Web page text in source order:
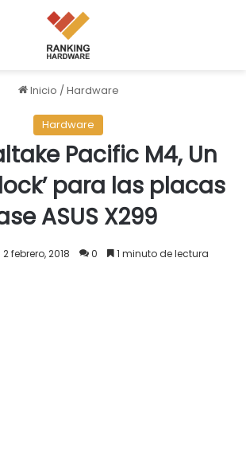
Inicio /Hardware
Hardware
Pacific M4, Un
para las placas
ASUS X299
2 febrero, 2018 0 1 minuto de lectura